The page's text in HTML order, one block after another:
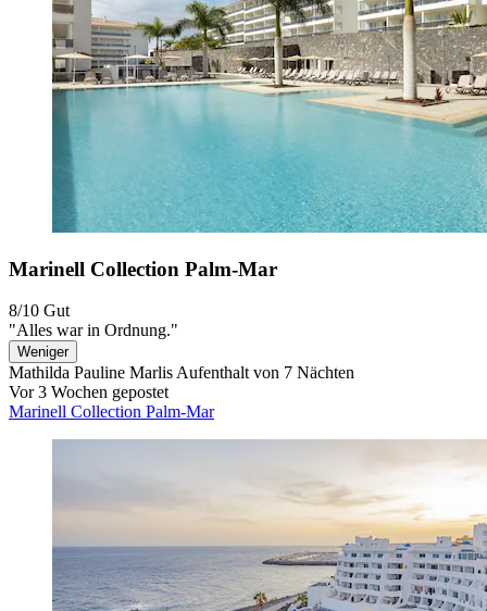
Marinell Collection Palm-Mar
8/10 Gut
"Alles war in Ordnung."
Weniger
Mathilda Pauline Marlis Aufenthalt von 7 Nächten
Vor 3 Wochen gepostet
Marinell Collection Palm-Mar